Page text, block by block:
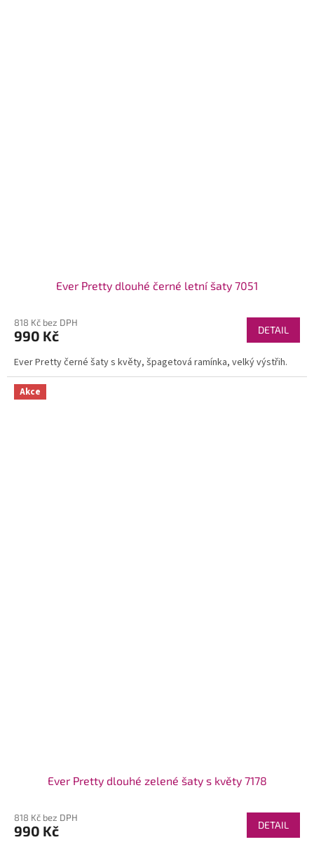
Ever Pretty dlouhé černé letní šaty 7051
818 Kč bez DPH
990 Kč DETAIL
Ever Pretty černé šaty s květy, špagetová ramínka, velký výstřih.
Akce
Ever Pretty dlouhé zelené šaty s květy 7178
818 Kč bez DPH
990 Kč DETAIL